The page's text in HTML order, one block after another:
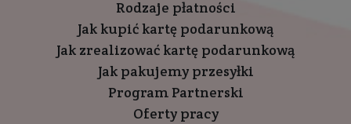
Rodzaje płatności
Jak kupić kartę podarunkową
Jak zrealizować kartę podarunkową
Jak pakujemy przesyłki
Program Partnerski
Oferty pracy